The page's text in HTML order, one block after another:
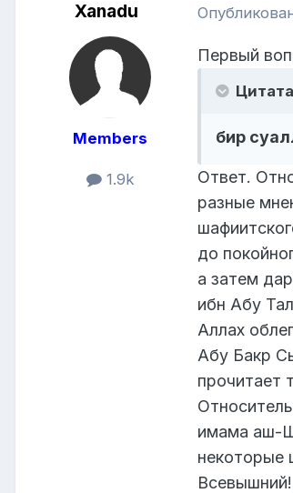
Xanadu
Members
1.9k
Первый
Цитата
бир
Ответ.
разные
до
а затем
ибн Абу
Аллах
Абу Бакр
прочитает
имама аш-
некоторые